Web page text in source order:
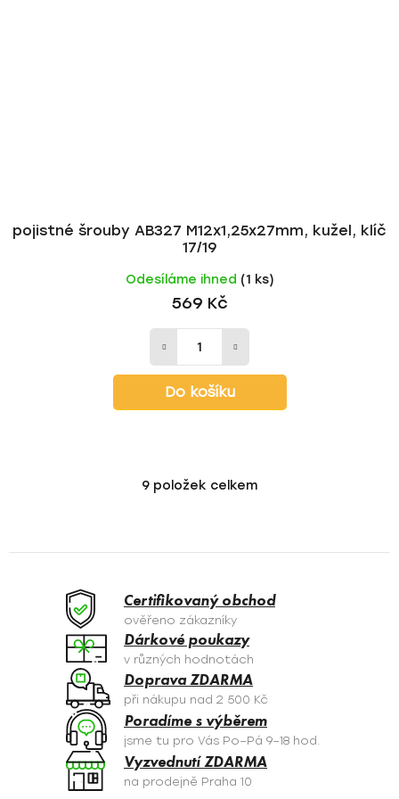
pojistné šrouby AB327 M12x1,25x27mm, kužel, klíč
17/19
Odesíláme ihned (1 ks)
569 Kč
Do košíku
O
á
c
í
p
r
v
k
y
v
ý
p
9 položek celkem
Certifikovaný obchod
ověřeno zákazníky
Dárkové poukazy
v různých hodnotách
Doprava ZDARMA
při nákupu nad 2 500 Kč
Poradíme s výběrem
jsme tu pro Vás Po–Pá 9–18 hod.
Vyzvednutí ZDARMA
na prodejně Praha 10